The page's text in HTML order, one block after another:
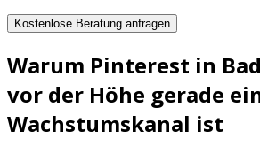
Kostenlose Beratung anfragen
Warum Pinterest in
vor der Höhe gerade
Wachstumskanal ist